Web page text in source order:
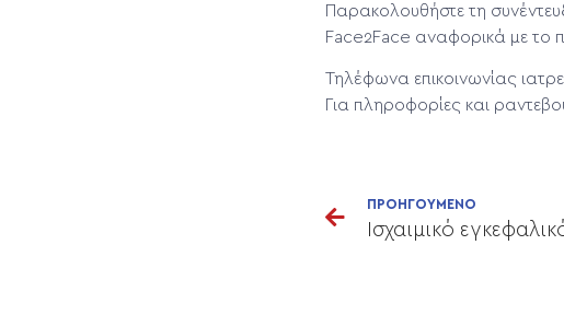
Παρακολουθήστε τη
Face2Face αναφορικά με το
Τηλέφωνα επικοινωνίας
Για πληροφορίες και
ΠΡΟΗΓΟΥΜΕΝΟ
Ισχαιμικό